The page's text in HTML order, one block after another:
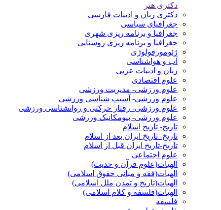
دکتری هنر
دکتری زبان و ادبیات فارسی
جغرافیای سیاسی
جغرافیا و برنامه ریزی شهری
جغرافیا و برنامه ریزی روستایی
ژئومورفولوژی
آب و هواشناسی
زبان و ادبیات عربی
علوم اقتصادی
علوم ورزشی- مدیریت ورزشی
علوم ورزشی- آسیب شناسی ورزشی
علوم ورزشی- رفتار حرکتی و روانشناسی ورزشی
علوم ورزشی- بیومکانیک ورزشی
تاریخ- تاریخ اسلام
تاریخ- تاریخ ایران بعد از اسلام
تاریخ-تاریخ ایران قبل از اسلام
علوم اجتماعی
الهیات(علوم قرآن و حدیث)
الهیات(فقه و مبانی حقوق اسلامی)
الهیات(تاریخ و تمدن ملل اسلامی)
الهیات(فلسفه و کلام اسلامی)
فلسفه